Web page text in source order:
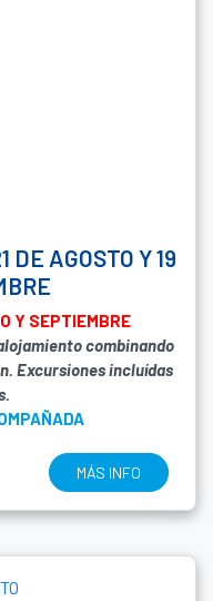
DE AGOSTO Y 19
Y SEPTIEMBRE
combinando
Excursiones incluídas
MÁS INFO